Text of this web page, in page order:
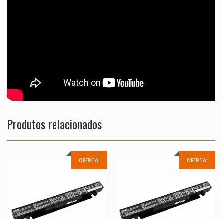
Produtos relacionados
OFERTA! OFERTA!